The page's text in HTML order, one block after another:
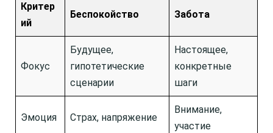
Критер
ий
Беспокойство Забота
Фокус
Будущее,
гипотетические
сценарии
Настоящее,
конкретные
шаги
Эмоция Страх, напряжение
Внимание,
участие